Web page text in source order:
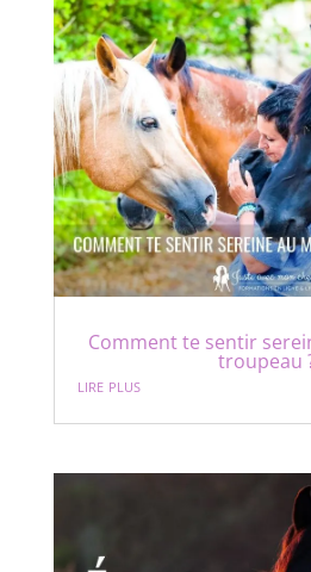
Comment te sentir
troupeau
lire plus